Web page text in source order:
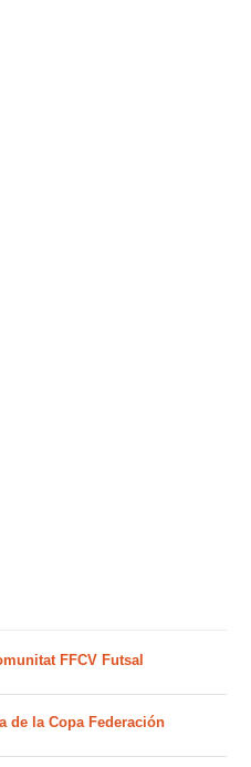
FFCV Futsal
de la Copa Federación